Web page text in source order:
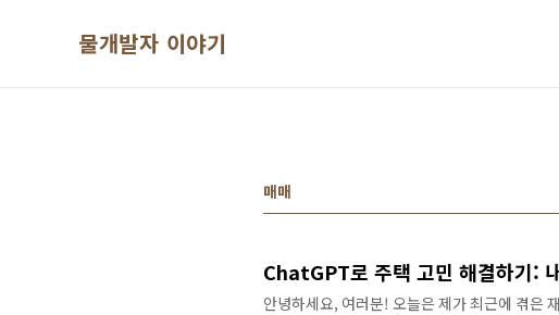
물개발자 이야기
매매
ChatGPT로 주택 고민 해결하기:
안녕하세요, 여러분! 오늘은 제가 최근에 겪은